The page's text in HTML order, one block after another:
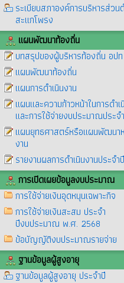
ระเบียบสภาองค์การบริหารส่วน
สะแกโพรง
แผนพัฒนาท้องถิ่น
บทสรุปของผู้บริหารท้องถิ่น อปท
แผนพัฒนาท้องถิ่น
แผนการดำเนินงาน
แผนและความก้าวหน้าในการดำเ
และการใช้จ่ายงบประมาณประจ
แผนยุทธศาสตร์หรือแผนพัฒนา
งาน
รายงานผลการดำเนินงานประจำปี
การเปิดเผยข้อมูลงบประมาณ
การใช้จ่ายเงินอุดหนุนเฉพาะกิจ
การใช้จ่ายเงินสะสม ประจำ
ปีงบประมาณ พ.ศ. 2568
ข้อบัญญัติงบประมาณรายจ่าย
ฐานข้อมูลผู้สูงอายุ
ฐานข้อมูลผู้สูงอายุ ประจำปี